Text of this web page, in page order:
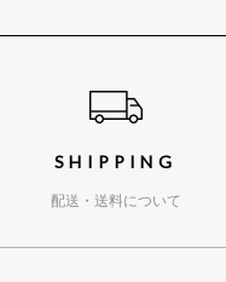
SHIPPING
配送・送料について